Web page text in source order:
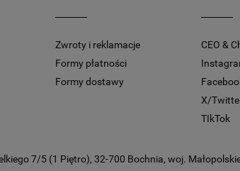
Zwroty i reklamacje
Formy płatności
Formy dostawy
CEO &
X/
TIkTok
7/5 (1 Piętro), 32-700 Bochnia, woj.